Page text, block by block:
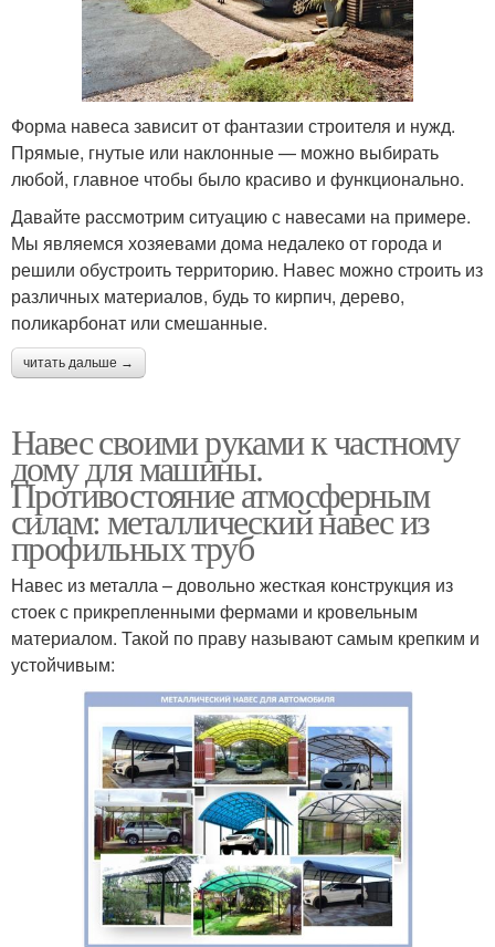
Форма навеса зависит от фантазии строителя и нужд.
Прямые, гнутые или наклонные — можно выбирать
любой, главное чтобы было красиво и функционально.
Давайте рассмотрим ситуацию с навесами на примере.
Мы являемся хозяевами дома недалеко от города и
решили обустроить территорию. Навес можно строить из
различных материалов, будь то кирпич, дерево,
поликарбонат или смешанные.
читать дальше →
Навес своими руками к частному
дому для машины.
Противостояние атмосферным
силам: металлический навес из
профильных труб
Навес из металла – довольно жесткая конструкция из
стоек с прикрепленными фермами и кровельным
материалом. Такой по праву называют самым крепким и
устойчивым: